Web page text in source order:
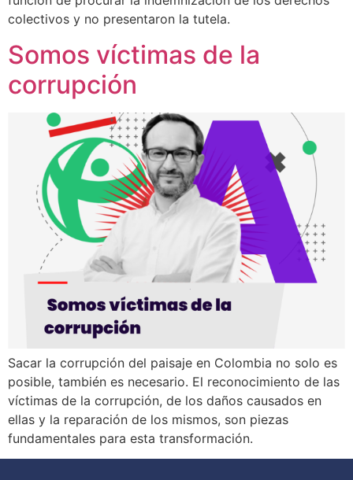
colectivos y no presentaron la tutela.
Somos víctimas de la
corrupción
Sacar la corrupción del paisaje en Colombia no solo es
posible, también es necesario. El reconocimiento de las
víctimas de la corrupción, de los daños causados en
ellas y la reparación de los mismos, son piezas
fundamentales para esta transformación.